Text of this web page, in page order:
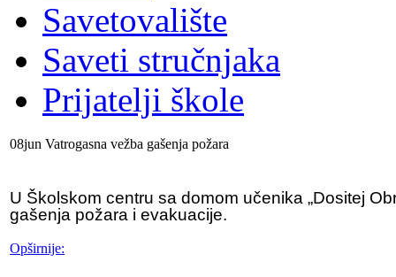
Savetovalište
Saveti stručnjaka
Prijatelji škole
08jun Vatrogasna vežba gašenja požara
U Školskom centru sa domom učenika „Dositej
gašenja požara i evakuacije.
Opširnije: